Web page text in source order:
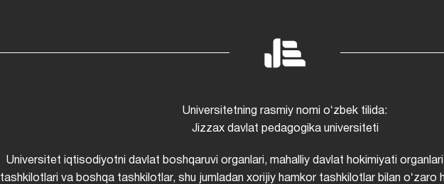
Universitetning rasmiy nomi oʻzbek tilida:
Jizzax davlat pedagogika universiteti
Universitet iqtisodiyotni davlat boshqaruvi organlari, mahalliy davlat hokimiyati
tashkilotlari va boshqa tashkilotlar, shu jumladan xorijiy hamkor tashkilotlar bilan oʻzaro